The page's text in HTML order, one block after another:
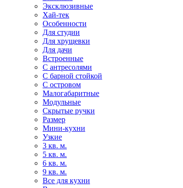
Эксклюзивные
Хай-тек
Особенности
Для студии
Для хрущевки
Для дачи
Встроенные
С антресолями
С барной стойкой
С островом
Малогабаритные
Модульные
Скрытые ручки
Размер
Мини-кухни
Узкие
3 кв. м.
5 кв. м.
6 кв. м.
9 кв. м.
Все для кухни